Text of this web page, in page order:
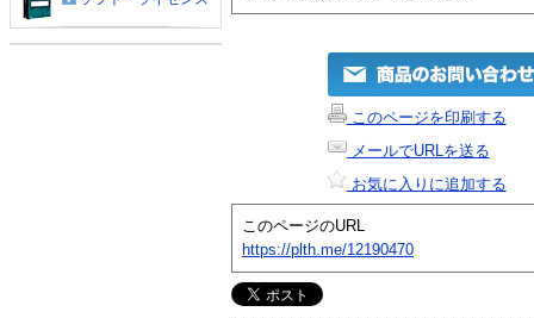
このページを印刷する
メールでURLを送る
お気に入りに追加する
このページのURL
https://plth.me/12190470